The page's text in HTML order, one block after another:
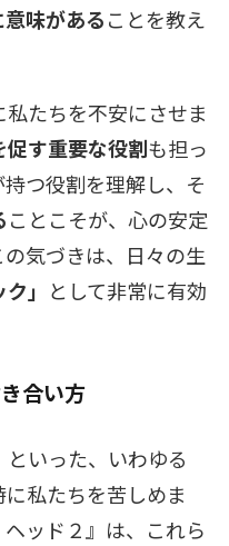
味があることを教え
たちを不安にさせま
促す重要な役割も担っ
つ役割を理解し、そ
ことこそが、心の安定
気づきは、日々の生
」 として非常に有効
合い方
といった、いわゆる
に私たちを苦しめま
ッド２』は、これら